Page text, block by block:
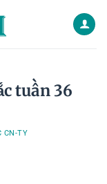
tuần 36
CN-TY